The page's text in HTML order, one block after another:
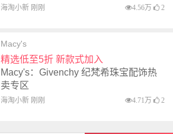
海淘小新 刚刚 4.56万 2
Macy's
精选低至5折 新款式加入
Macy's：Givenchy 纪梵希珠宝配饰热
卖专区
海淘小新 刚刚 4.71万 2